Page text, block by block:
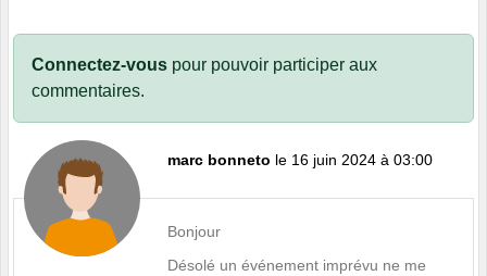
Connectez-vous pour pouvoir participer aux
commentaires.
marc bonneto le 16 juin 2024 à 03:00
Bonjour
Désolé un événement imprévu ne me